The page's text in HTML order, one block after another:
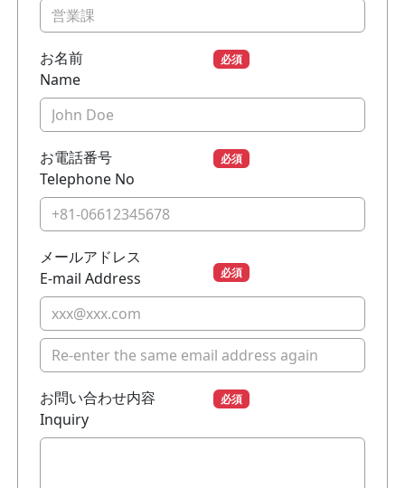
お名前
Name
必須
お電話番号
Telephone No
必須
メールアドレス
E-mail Address
必須
お問い合わせ内容
Inquiry
必須